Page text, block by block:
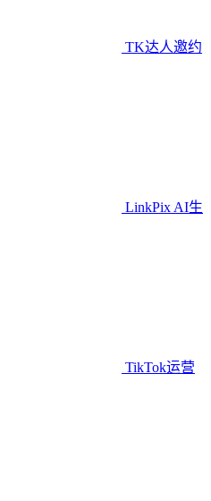
TK达人邀约
LinkPix AI生
TikTok运营